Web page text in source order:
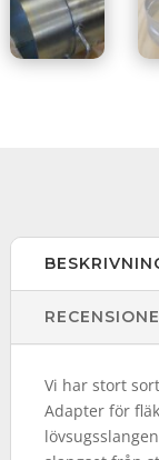
Vi har stort
Adapter för